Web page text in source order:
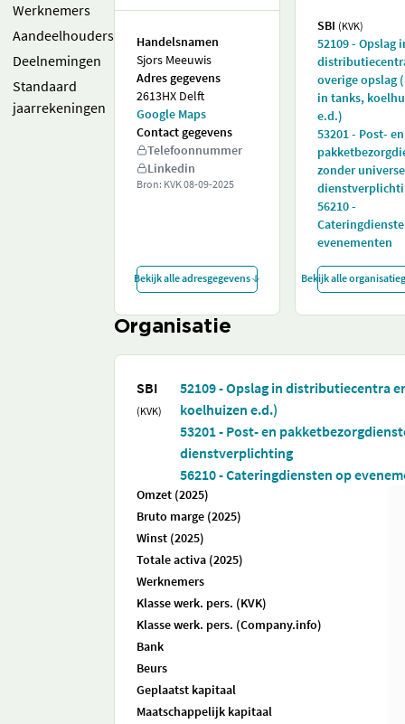
Werknemers
Aandeelhouders
Deelnemingen
Standaard
jaarrekeningen
Handelsnamen
Sjors Meeuwis
Adres gegevens
2613HX Delft
Google Maps
Contact gegevens
Telefoonnummer
Linkedin
Bron: KVK08-09-2025
Bekijk alle adresgegevens
SBI (KVK)
52109 - Opslag
overige opslag
in tanks,
e.d.)
53201 - Post- en
zonder
56210 -
evenementen
Bekijk alle
Organisatie
SBI
(KVK)
52109 - Opslag in distributiecentra
koelhuizen e.d.)
53201 - Post- en
dienstverplichting
56210 - Cateringdiensten op
Omzet (2025)
Bruto marge (2025)
Winst (2025)
Totale activa (2025)
Werknemers
Klasse werk. pers. (KVK)
Klasse werk. pers. (Company.info)
Bank
Beurs
Geplaatst kapitaal
Maatschappelijk kapitaal